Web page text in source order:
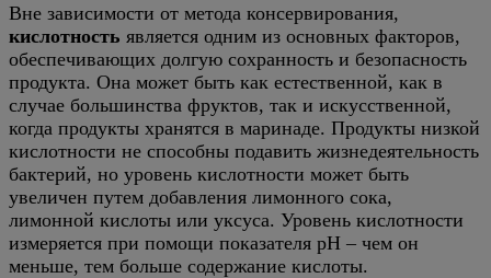
Вне зависимости от метода консервирования,
кислотность является одним из основных факторов,
обеспечивающих долгую сохранность и безопасность
продукта. Она может быть как естественной, как в
случае большинства фруктов, так и искусственной,
когда продукты хранятся в маринаде. Продукты низкой
кислотности не способны подавить жизнедеятельность
бактерий, но уровень кислотности может быть
увеличен путем добавления лимонного сока,
лимонной кислоты или уксуса. Уровень кислотности
измеряется при помощи показателя pH – чем он
меньше, тем больше содержание кислоты.